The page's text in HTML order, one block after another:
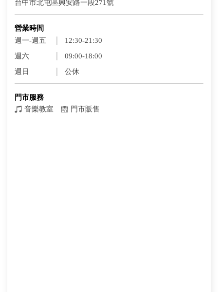
台中市北屯區興安路一段271號
營業時間
週一-週五
12:30-21:30
週六
09:00-18:00
週日
公休
門市服務
音樂教室
門市販售